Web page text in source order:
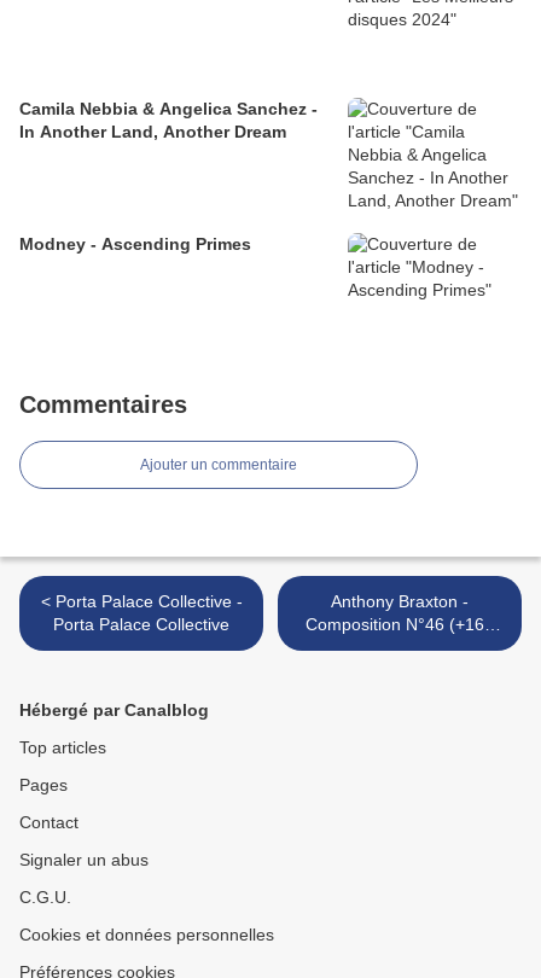
Camila Nebbia & Angelica Sanchez -
In Another Land, Another Dream
Modney - Ascending Primes
Commentaires
Ajouter un commentaire
< Porta Palace Collective -
Porta Palace Collective
Anthony Braxton -
Composition N°46 (+168
and Langage Music) >
Hébergé par Canalblog
Top articles
Pages
Contact
Signaler un abus
C.G.U.
Cookies et données personnelles
Préférences cookies